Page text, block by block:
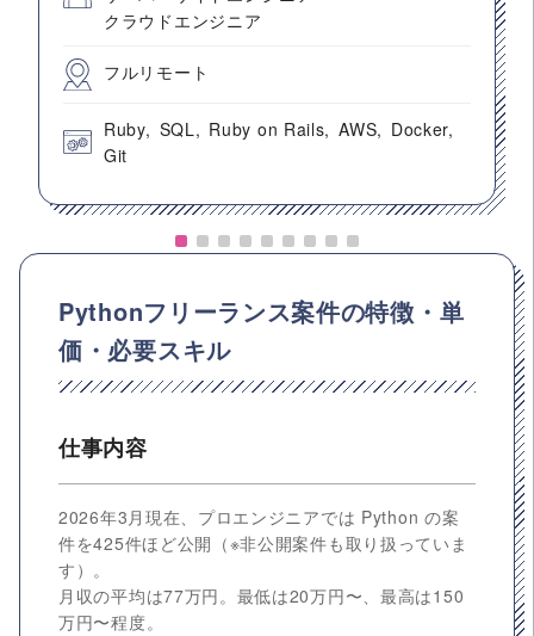
クラウドエンジニア
フルリモート
Ruby SQL Ruby on Rails AWS
Docker
Git
Pythonフリーランス案件の特徴・単
価・必要スキル
仕事内容
2026年3月現在、プロエンジニアでは Python の案
件を425件ほど公開（※非公開案件も取り扱っていま
す）。
月収の平均は77万円。最低は20万円〜、最高は150
万円〜程度。